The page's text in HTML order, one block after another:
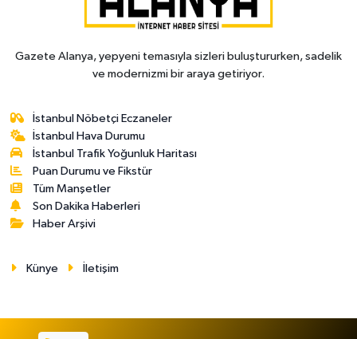
Gazete Alanya, yepyeni temasıyla sizleri buluştururken, sadelik
ve modernizmi bir araya getiriyor.
İstanbul Nöbetçi Eczaneler
İstanbul Hava Durumu
İstanbul Trafik Yoğunluk Haritası
Puan Durumu ve Fikstür
Tüm Manşetler
Son Dakika Haberleri
Haber Arşivi
Künye İletişim